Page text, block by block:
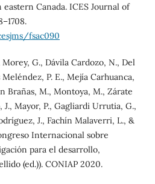
Canada. ICES Journal of
fsac090
G., Dávila Cardozo, N., Del
P. E., Mejía Carhuanca,
Brañas, M., Montoya, M., Zárate
J., Mayor, P., Gagliardi Urrutia, G.,
J., Fachín Malaverri, L., &
Internacional sobre
para el desarrollo,
(ed.)). CONIAP 2020.